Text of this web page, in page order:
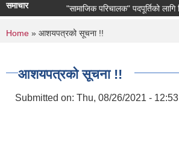
समाचार "सामाजिक परिचालक" पदपूर्तिको लागि
You are here
Home » आशयपत्रको सूचना !!
आशयपत्रको सूचना !!
Submitted on: Thu, 08/26/2021 - 12:53